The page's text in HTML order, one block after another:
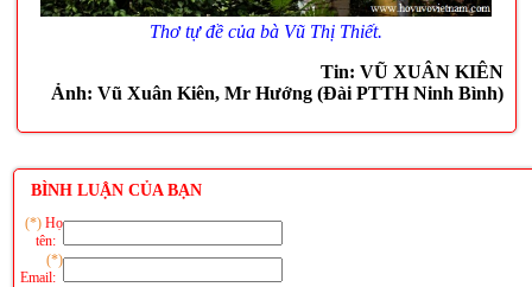
Thơ tự đề của bà Vũ Thị Thiết.
Tin: VŨ XUÂN KIÊN
Ảnh: Vũ Xuân Kiên, Mr Hướng (Đài PTTH Ninh Bình)
BÌNH LUẬN CỦA BẠN
(*) Họ
tên:
(*)
Email: